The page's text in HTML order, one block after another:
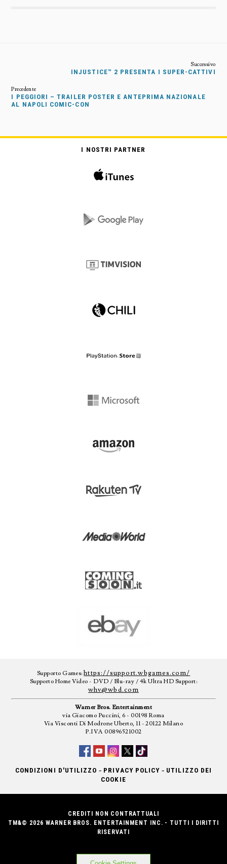
INJUSTICE™ 2 PRESENTA I SUPER-CATTIVI
I PEGGIORI – TRAILER POSTER E ANTEPRIMA NAZIONALE
AL NAPOLI COMIC-CON
I NOSTRI PARTNER
Supporto Games:https://support.wbgames.com/
Supporto Home Video - DVD / Blu-ray / 4k Ultra HD Support:
whv@wbd.com
Warner Bros. Entertainment
via Giacomo Puccini, 6 - 00198 Roma
Via Visconti Di Modrone Uberto, 11 - 20122 Milano
P.IVA 00896521002
CONDIZIONI D'UTILIZZO - PRIVACY POLICY - UTILIZZO DEI
COOKIE
CREDITI NON CONTRATTUALI
TM&© 2026 WARNER BROS. ENTERTAINMENT INC. - TUTTI I DIRITTI
RISERVATI